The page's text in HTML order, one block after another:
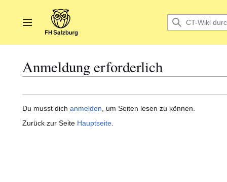
springenHauptmenü
Anmeldung erforderlich
Du musst dich anmelden , um Seiten lesen zu können.
Zurück zur Seite Hauptseite